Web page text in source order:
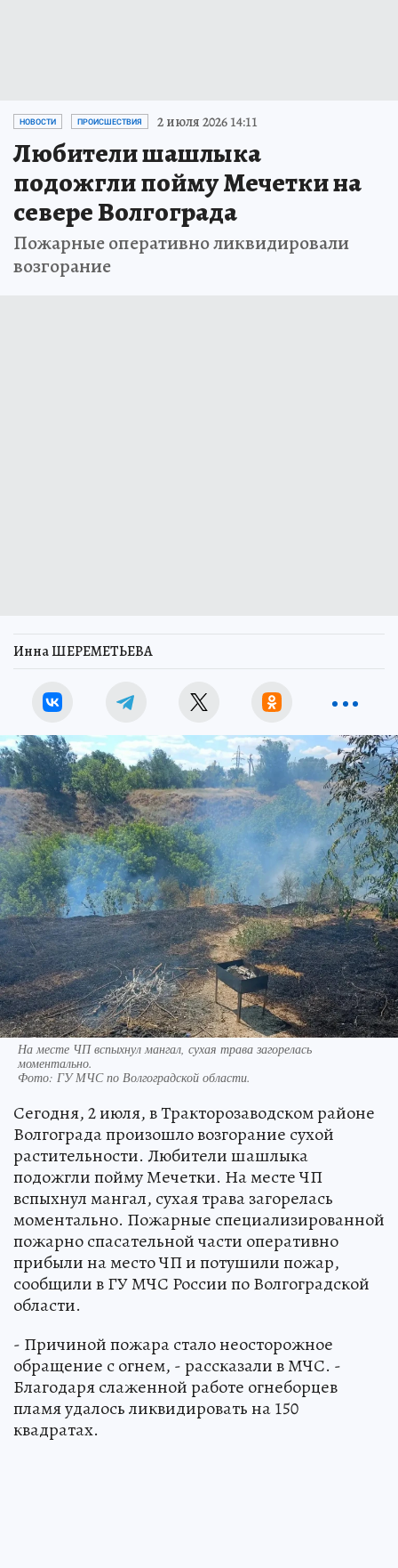
НОВОСТИ ПРОИСШЕСТВИЯ 2 июля 2026 14:11
Любители шашлыка
подожгли пойму Мечетки на
севере Волгограда
Пожарные оперативно ликвидировали
возгорание
Инна ШЕРЕМЕТЬЕВА
На месте ЧП вспыхнул мангал, сухая трава загорелась
моментально.
Фото: ГУ МЧС по Волгоградской области.
Сегодня, 2 июля, в Тракторозаводском районе
Волгограда произошло возгорание сухой
растительности. Любители шашлыка
подожгли пойму Мечетки. На месте ЧП
вспыхнул мангал, сухая трава загорелась
моментально. Пожарные специализированной
пожарно спасательной части оперативно
прибыли на место ЧП и потушили пожар,
сообщили в ГУ МЧС России по Волгоградской
области.
- Причиной пожара стало неосторожное
обращение с огнем, - рассказали в МЧС. -
Благодаря слаженной работе огнеборцев
пламя удалось ликвидировать на 150
квадратах.